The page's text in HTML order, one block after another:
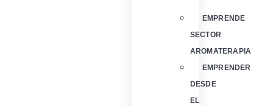
EMPRENDE
SECTOR
AROMATERAPIA
EMPRENDER
DESDE
EL